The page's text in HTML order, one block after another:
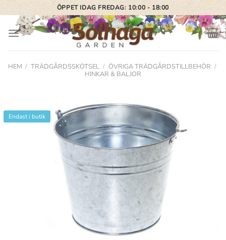
Skip
to
content
ÖPPET IDAG FREDAG: 10:00 - 18:00
HEM / TRÄDGÅRDSSKÖTSEL / ÖVRIGA TRÄDGÅRDSTILLBEHÖR /
HINKAR & BALJOR
Endast i butik